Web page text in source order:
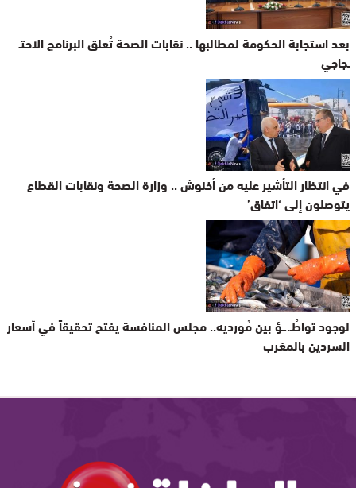
بعد استجابة الحكومة لمطالبها .. نقابات الصحة تُعلق البرنامج الاحتـ
ـجاجي
في انتظار التأشير عليه من أخنوش .. وزارة الصحة ونقابات القطاع
يتوصلون إلى ‘اتفاق’
لوجود تواطُـ..ـؤ بين مُورديه.. مجلس المنافسة يفتح تحقيقاً في أسعار
السردين بالمغرب